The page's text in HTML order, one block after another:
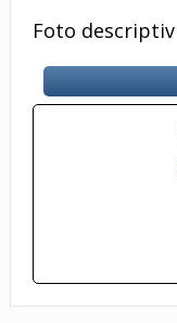
Foto descriptiv